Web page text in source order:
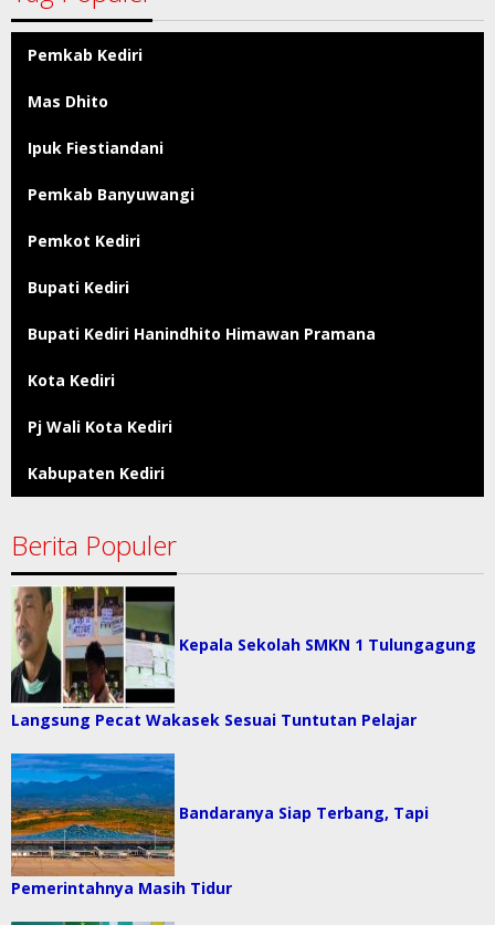
Pemkab Kediri
Mas Dhito
Ipuk Fiestiandani
Pemkab Banyuwangi
Pemkot Kediri
Bupati Kediri
Bupati Kediri Hanindhito Himawan Pramana
Kota Kediri
Pj Wali Kota Kediri
Kabupaten Kediri
Berita Populer
Kepala Sekolah SMKN 1 Tulungagung
Langsung Pecat Wakasek Sesuai Tuntutan Pelajar
Bandaranya Siap Terbang, Tapi
Pemerintahnya Masih Tidur